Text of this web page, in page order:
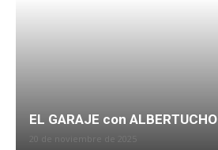
EL GARAJE con ALBERTUCHO
20 de noviembre de 2025